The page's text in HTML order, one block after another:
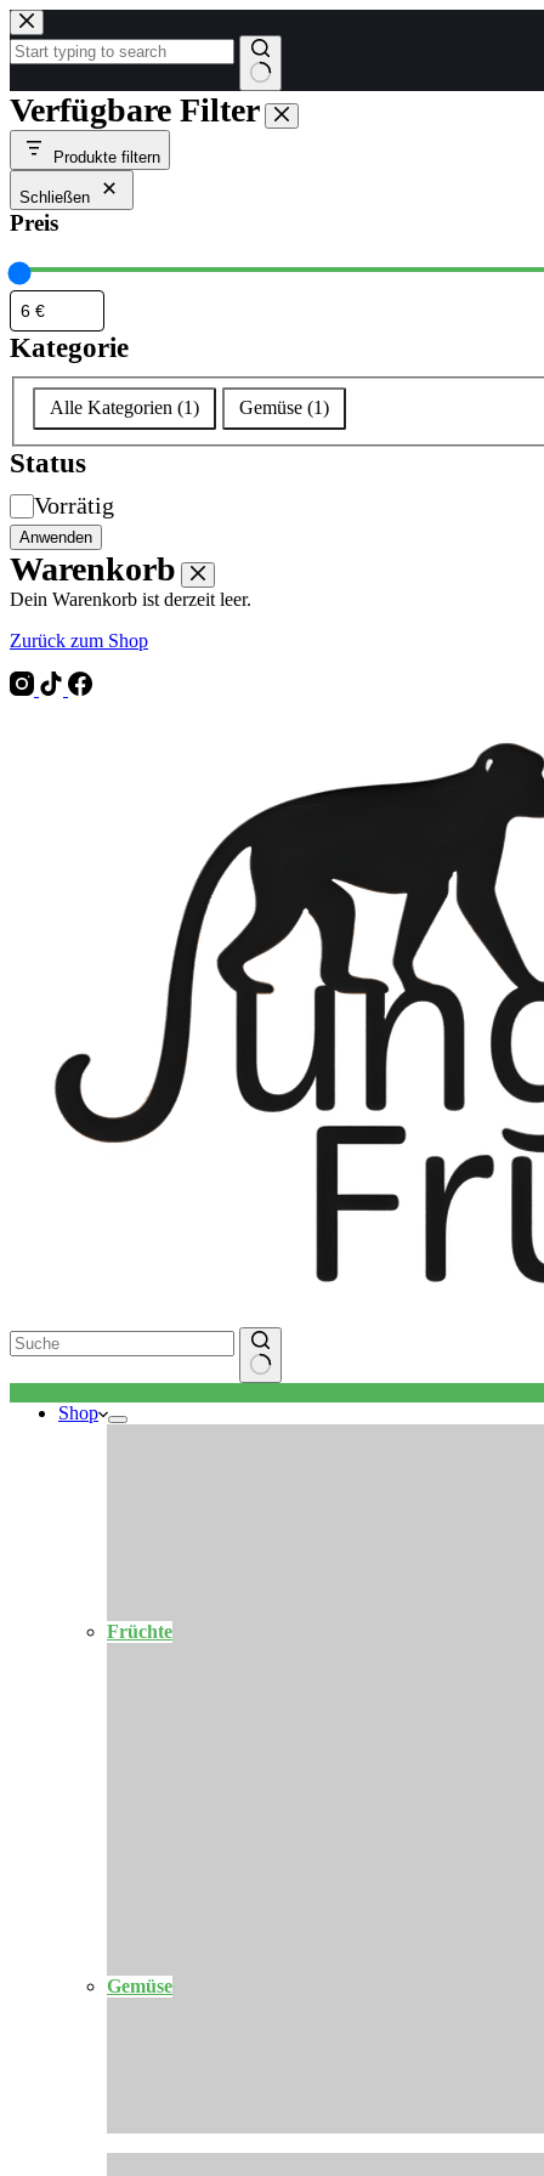
Zum
Inhalt
springen
Keine
Ergebnisse
Verfügbare Filter
Produkte filtern
Schließen
Preis
Kategorie
Kategorie
Alle Kategorien (1) Gemüse (1)
Status
Verfügbarkeit
Vorrätig
Anwenden
Warenkorb
Dein Warenkorb ist derzeit leer.
Zurück zum Shop
Ergebnisse
Shop
Früchte
Gemüse